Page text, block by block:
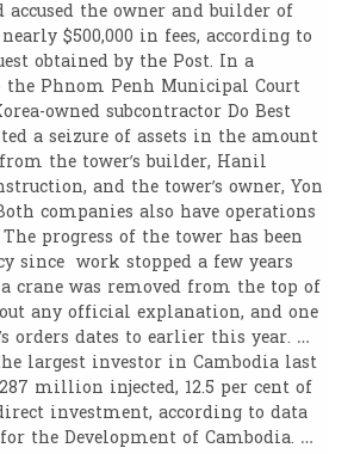
the owner and builder of
$500,000 in fees, according to
obtained by the Post. In a
Phnom Penh Municipal Court
owned subcontractor Do Best
a seizure of assets in the amount
the tower’s builder, Hanil
and the tower’s owner, Yon
companies also have operations
progress of the tower has been
since work stopped a few years
a crane was removed from the top of
any official explanation, and one
orders dates to earlier this year. …
largest investor in Cambodia last
million injected, 12.5 per cent of
investment, according to data
the Development of Cambodia. …